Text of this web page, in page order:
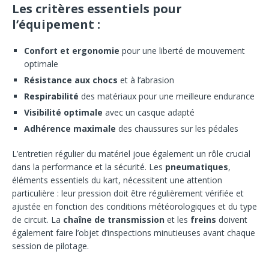
Les critères essentiels pour
l’équipement :
Confort et ergonomie pour une liberté de mouvement
optimale
Résistance aux chocs et à l’abrasion
Respirabilité des matériaux pour une meilleure endurance
Visibilité optimale avec un casque adapté
Adhérence maximale des chaussures sur les pédales
L’entretien régulier du matériel joue également un rôle crucial
dans la performance et la sécurité. Les pneumatiques,
éléments essentiels du kart, nécessitent une attention
particulière : leur pression doit être régulièrement vérifiée et
ajustée en fonction des conditions météorologiques et du type
de circuit. La chaîne de transmission et les freins doivent
également faire l’objet d’inspections minutieuses avant chaque
session de pilotage.